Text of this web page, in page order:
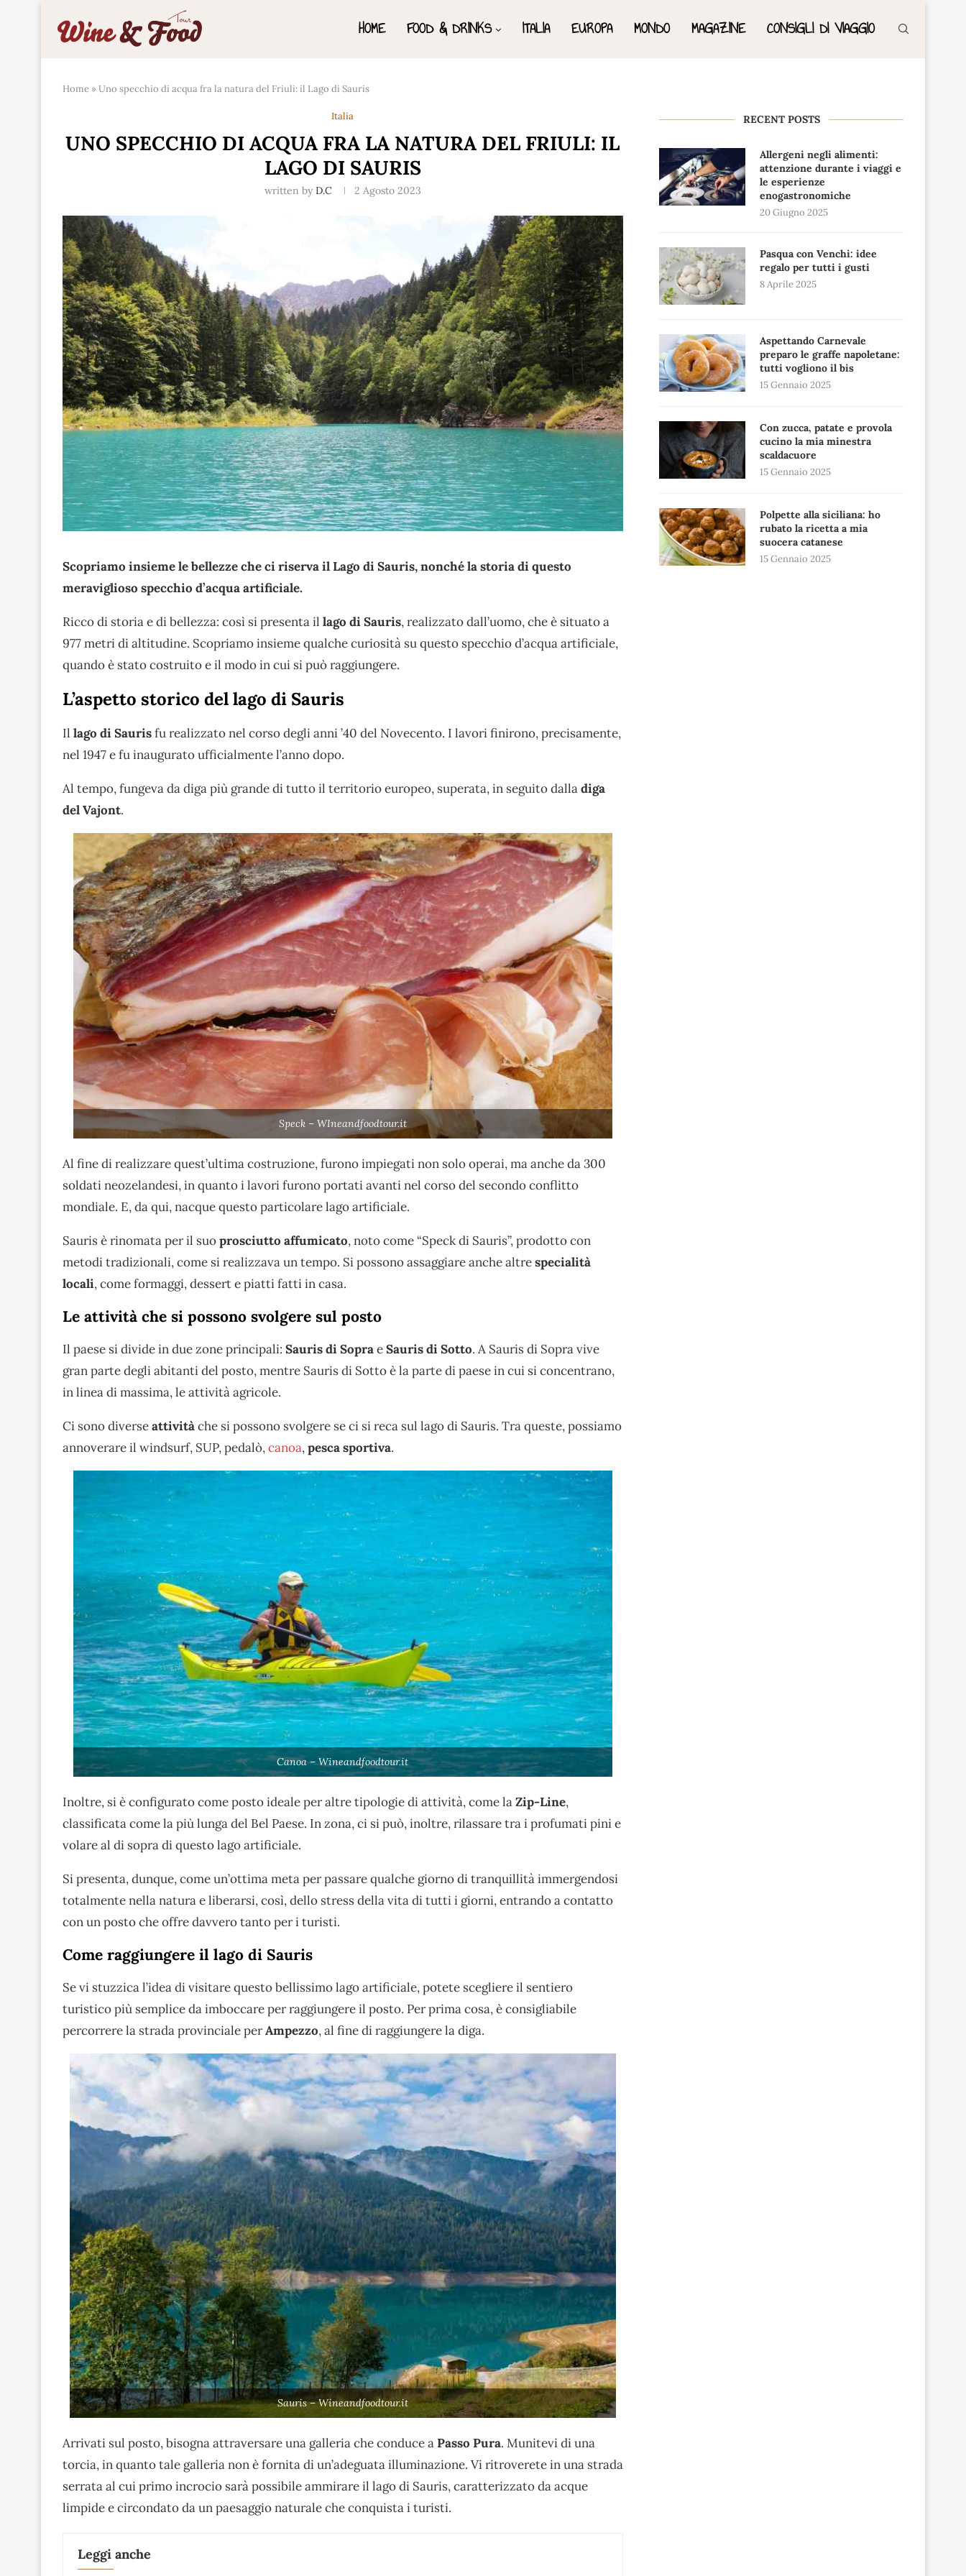
HOME FOOD & DRINKS ITALIA EUROPA MONDO MAGAZINE CONSIGLI DI VIAGGIO
Home »Uno specchio di acqua fra la natura del Friuli: il Lago di Sauris
Italia
UNO SPECCHIO DI ACQUA FRA LA NATURA DEL FRIULI: IL
LAGO DI SAURIS
written by D.C 2 Agosto 2023
Scopriamo insieme le bellezze che ci riserva il Lago di Sauris, nonché la storia di questo
meraviglioso specchio d’acqua artificiale.
Ricco di storia e di bellezza: così si presenta il lago di Sauris, realizzato dall’uomo, che è situato a
977 metri di altitudine. Scopriamo insieme qualche curiosità su questo specchio d’acqua artificiale,
quando è stato costruito e il modo in cui si può raggiungere.
L’aspetto storico del lago di Sauris
Il lago di Saurisfu realizzato nel corso degli anni ’40 del Novecento. I lavori finirono, precisamente,
nel 1947 e fu inaugurato ufficialmente l’anno dopo.
Al tempo, fungeva da diga più grande di tutto il territorio europeo, superata, in seguito dalladiga
del Vajont.
Speck – WIneandfoodtour.it
Al fine di realizzare quest’ultima costruzione, furono impiegati non solo operai, ma anche da 300
soldati neozelandesi, in quanto i lavori furono portati avanti nel corso del secondo conflitto
mondiale. E, da qui, nacque questo particolare lago artificiale.
Sauris è rinomata per il suoprosciutto affumicato, noto come “Speck di Sauris”, prodotto con
metodi tradizionali, come si realizzava un tempo. Si possono assaggiare anche altrespecialità
locali, come formaggi, dessert e piatti fatti in casa.
Le attività che si possono svolgere sul posto
Il paese si divide in due zone principali: Sauris di SopraeSauris di Sotto. A Sauris di Sopra vive
gran parte degli abitanti del posto, mentre Sauris di Sotto è la parte di paese in cui si concentrano,
in linea di massima, le attività agricole.
Ci sono diverseattivitàche si possono svolgere se ci si reca sul lago di Sauris. Tra queste, possiamo
annoverare il windsurf, SUP, pedalò,canoa,pesca sportiva.
Canoa – Wineandfoodtour.it
Inoltre, si è configurato come posto ideale per altre tipologie di attività, come laZip-Line,
classificata come la più lunga del Bel Paese. In zona, ci si può, inoltre, rilassare tra i profumati pini e
volare al di sopra di questo lago artificiale.
Si presenta, dunque, come un’ottima meta per passare qualche giorno di tranquillità immergendosi
totalmente nella natura e liberarsi, così, dello stress della vita di tutti i giorni, entrando a contatto
con un posto che offre davvero tanto per i turisti.
Come raggiungere il lago di Sauris
Se vi stuzzica l’idea di visitare questo bellissimo lago artificiale, potete scegliere il sentiero
turistico più semplice da imboccare per raggiungere il posto. Per prima cosa, è consigliabile
percorrere la strada provinciale perAmpezzo, al fine di raggiungere la diga.
Sauris – Wineandfoodtour.it
Arrivati sul posto, bisogna attraversare una galleria che conduce aPasso Pura. Munitevi di una
torcia, in quanto tale galleria non è fornita di un’adeguata illuminazione. Vi ritroverete in una strada
serrata al cui primo incrocio sarà possibile ammirare il lago di Sauris, caratterizzato da acque
limpide e circondato da un paesaggio naturale che conquista i turisti.
Leggi anche
RECENT POSTS
Allergeni negli alimenti:
attenzione durante i viaggi e
le esperienze
enogastronomiche
20 Giugno 2025
Pasqua con Venchi: idee
regalo per tutti i gusti
8 Aprile 2025
Aspettando Carnevale
preparo le graffe napoletane:
tutti vogliono il bis
15 Gennaio 2025
Con zucca, patate e provola
cucino la mia minestra
scaldacuore
15 Gennaio 2025
Polpette alla siciliana: ho
rubato la ricetta a mia
suocera catanese
15 Gennaio 2025